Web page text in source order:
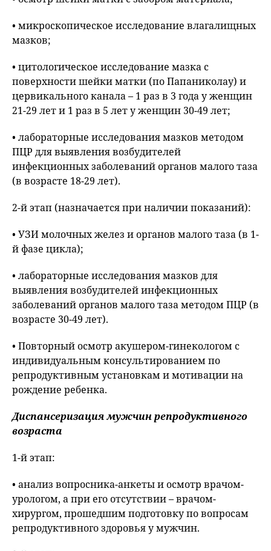
• микроскопическое исследование влагалищных
мазков;
• цитологическое исследование мазка с
поверхности шейки матки (по Папаниколау) и
цервикального канала – 1 раз в 3 года у женщин
21-29 лет и 1 раз в 5 лет у женщин 30-49 лет;
• лабораторные исследования мазков методом
ПЦР для выявления возбудителей
инфекционных заболеваний органов малого таза
(в возрасте 18-29 лет).
2-й этап (назначается при наличии показаний):
• УЗИ молочных желез и органов малого таза (в 1-
й фазе цикла);
• лабораторные исследования мазков для
выявления возбудителей инфекционных
заболеваний органов малого таза методом ПЦР (в
возрасте 30-49 лет).
• Повторный осмотр акушером-гинекологом с
индивидуальным консультированием по
репродуктивным установкам и мотивации на
рождение ребенка.
Диспансеризация мужчин репродуктивного
возраста
1-й этап:
• анализ вопросника-анкеты и осмотр врачом-
урологом, а при его отсутствии – врачом-
хирургом, прошедшим подготовку по вопросам
репродуктивного здоровья у мужчин.